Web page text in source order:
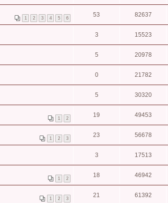
1 2 3 4 5 6 53 82637
3 15523
5 20978
0 21782
5 30320
1 2 19 49453
1 2 3 23 56678
3 17513
1 2 18 46942
1 2 3 21 61392